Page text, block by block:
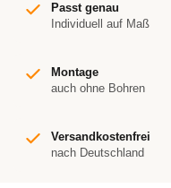
Passt genau
Individuell auf Maß
Montage
auch ohne Bohren
Versandkostenfrei
nach Deutschland